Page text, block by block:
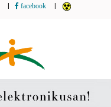
facebook